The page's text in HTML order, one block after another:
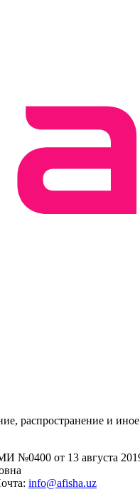
распространение и
№0400 от 13 августа
info@afisha.uz